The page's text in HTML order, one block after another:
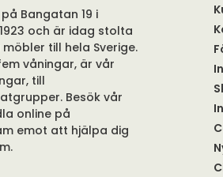
Bangatan 19 i
och är idag stolta
till hela Sverige.
våningar, är vår
till
Besök vår
online på
emot att hjälpa dig